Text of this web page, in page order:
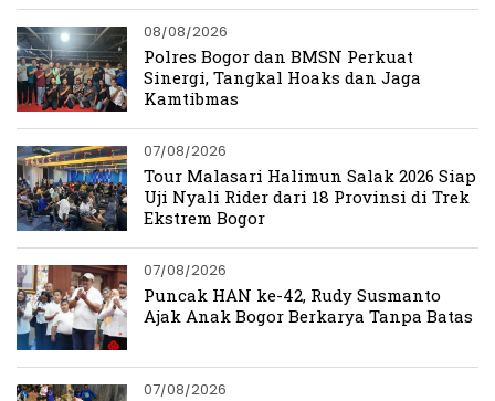
08/08/2026
Polres Bogor dan BMSN Perkuat
Sinergi, Tangkal Hoaks dan Jaga
Kamtibmas
07/08/2026
Tour Malasari Halimun Salak 2026 Siap
Uji Nyali Rider dari 18 Provinsi di Trek
Ekstrem Bogor
07/08/2026
Puncak HAN ke-42, Rudy Susmanto
Ajak Anak Bogor Berkarya Tanpa Batas
07/08/2026